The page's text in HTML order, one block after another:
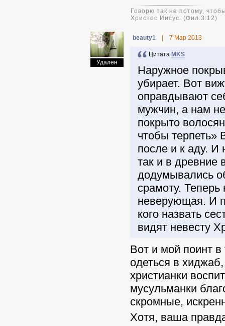
Говорю так не потому,
Христос Иисус. (Фил.3:12)
Удален
beauty1 7 Мар 2013
Цитата MKS
Наружное
убирает. Вот
оправдывают
мужчин, а нам
покрыто
чтобы терпеть»
после и к аду.
так и в древние
додумывались
срамоту.
неверующая. И
кого назвать
видят невесту
Вот и мой поинт
одеться в
христианки
мусульманки
скромные,
Хотя, ваша